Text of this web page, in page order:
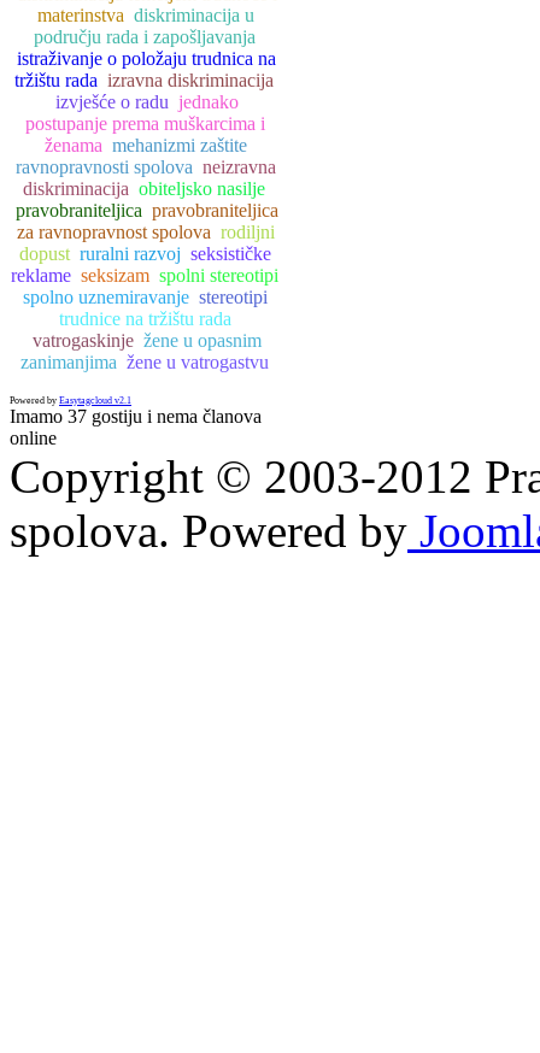
materinstva diskriminacija u
području rada i zapošljavanja
istraživanje o položaju trudnica na
tržištu rada izravna diskriminacija
izvješće o radu jednako
postupanje prema muškarcima i
ženama mehanizmi zaštite
ravnopravnosti spolova neizravna
diskriminacija obiteljsko nasilje
pravobraniteljica pravobraniteljica
za ravnopravnost spolova rodiljni
dopust ruralni razvoj seksističke
reklame seksizam spolni stereotipi
spolno uznemiravanje stereotipi
trudnice na tržištu rada
vatrogaskinje žene u opasnim
zanimanjima žene u vatrogastvu
Powered by Easytagcloud v2.1
Imamo 37 gostiju i nema članova
online
Copyright © 2003-2012
spolova. Powered by